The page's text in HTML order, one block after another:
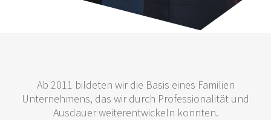
Ab 2011 bildeten wir die Basis eines Familien
Unternehmens, das wir durch Professionalität und
Ausdauer weiterentwickeln konnten.